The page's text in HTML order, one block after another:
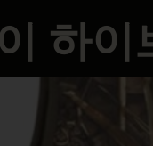
하